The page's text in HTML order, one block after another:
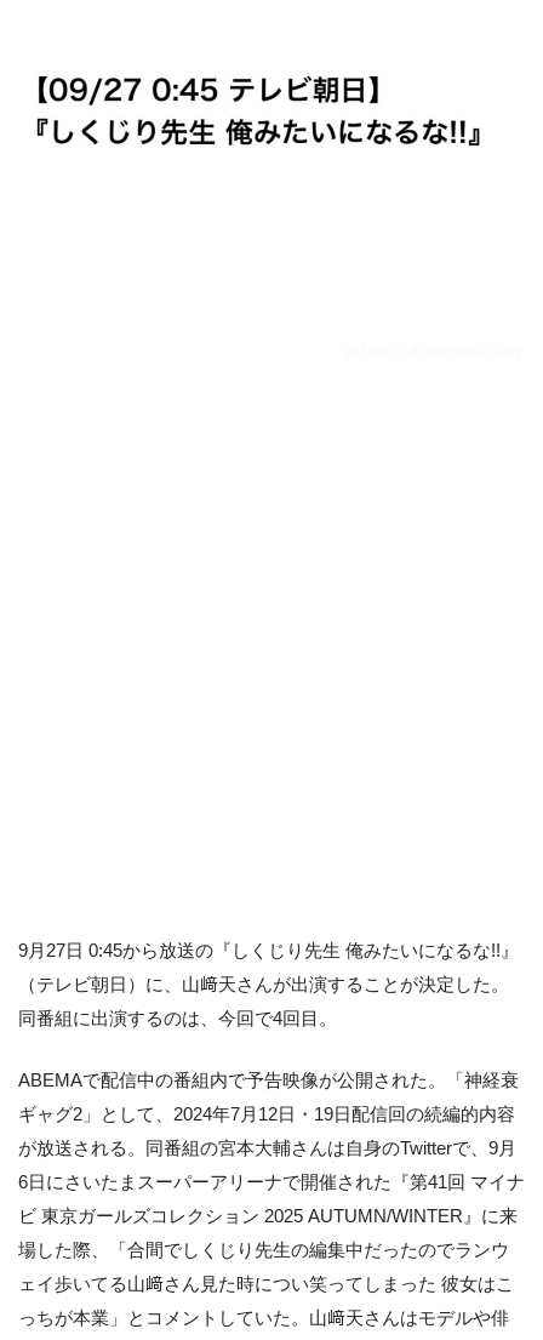
9月27日 0:45から放送の『しくじり先生 俺みたいになるな!!』
（テレビ朝日）に、山﨑天さんが出演することが決定した。
同番組に出演するのは、今回で4回目。
ABEMAで配信中の番組内で予告映像が公開された。「神経衰
ギャグ2」として、2024年7月12日・19日配信回の続編的内容
が放送される。同番組の宮本大輔さんは自身のTwitterで、9月
6日にさいたまスーパーアリーナで開催された『第41回 マイナ
ビ 東京ガールズコレクション 2025 AUTUMN/WINTER』に来
場した際、「合間でしくじり先生の編集中だったのでランウ
ェイ歩いてる山﨑さん見た時につい笑ってしまった 彼女はこ
っちが本業」とコメントしていた。山﨑天さんはモデルや俳